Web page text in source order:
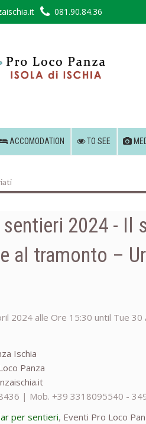
081.90.84.36
ACCOMODATION TO SEE
sentieri 2024 - Il
al tramonto –
2024 alle Ore 15:30 until Tue 30
Ischia
Panza
| Mob. +39 3318095540 -
per sentieri, Eventi Pro Loco